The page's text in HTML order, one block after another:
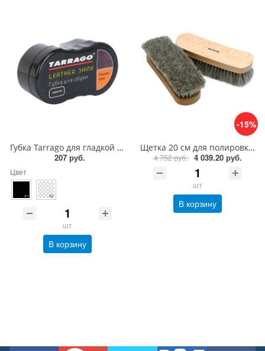
Губка Tarrago для гладкой кожи силикон
207 руб.
Цвет
шт
В корзину
-15%
Щетка 20 см для полировки из ценных пород дерева Saphir Brosse Crin de Cheval Naturel
4 752 руб. 4 039.20 руб.
шт
В корзину